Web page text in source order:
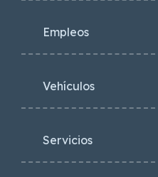
Empleos
Vehículos
Servicios